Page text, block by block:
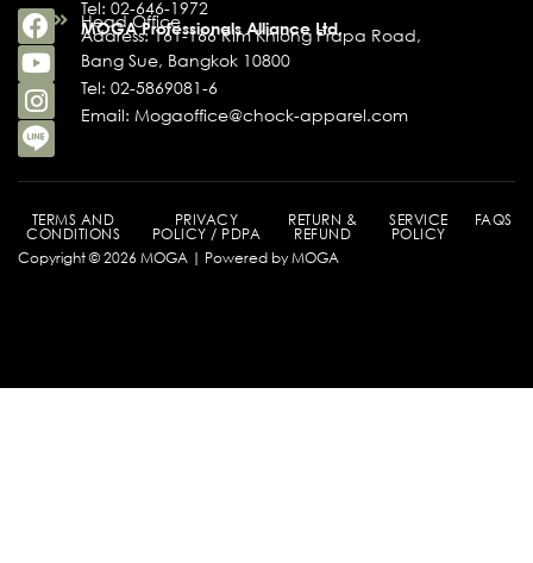
Tel: 02-646-1972
Head Office
MOGA Professionals Alliance Ltd.
Address: 161-166 Rim Khlong Prapa Road,
Bang Sue, Bangkok 10800
Tel: 02-5869081-6
Email: Mogaoffice@chock-apparel.com
Copyright © 2026 MOGA | Powered by MOGA
TERMS AND
CONDITIONS
PRIVACY
POLICY / PDPA
RETURN &
REFUND
SERVICE
POLICY
FAQS